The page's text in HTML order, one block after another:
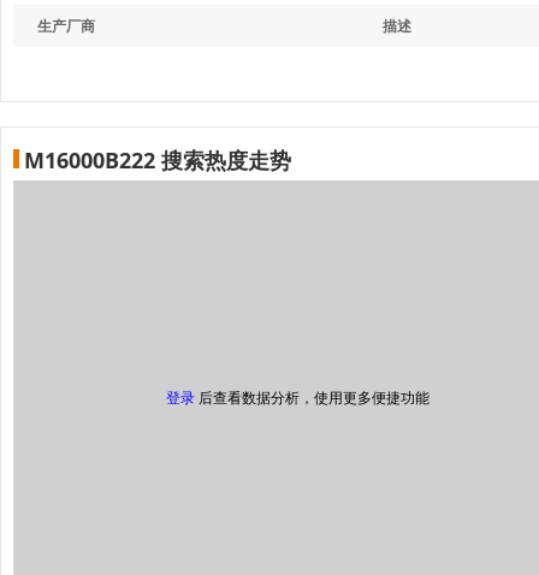
生产厂商 描述
M16000B222 搜索热度走势
登录 后查看数据分析，使用更多便捷功能